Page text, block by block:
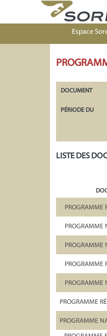
Espace
DOCUMENT
PÉRIODE DU
LISTE DES
PROGRAMME
PROGRAMME
PROGRAMME
PROGRAMME
PROGRAMME
PROGRAMME
PROGRAMME